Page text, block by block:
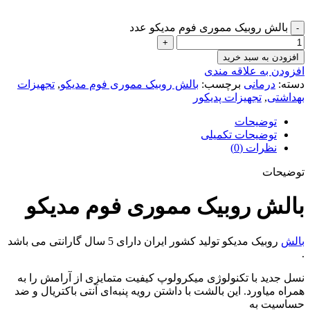
بالش روبیک مموری فوم مدیکو عدد
افزودن به سبد خرید
افزودن به علاقه مندی
دسته: درمانی برچسب: بالش روبیک مموری فوم مدیکو, تجهیزات
بهداشتی, تجهیزات پدیکور
توضیحات
توضیحات تکمیلی
نظرات (0)
توضیحات
بالش روبیک مموری فوم مدیکو
بالش
روبیک مدیکو تولید کشور ایران دارای 5 سال گارانتی می باشد
.
نسل جدید با تکنولوژی میکرولوپ کیفیت متمایزی از آرامش را به
همراه میاورد. این بالشت با داشتن رویه پنبه‌ای آنتی باکتریال و ضد
حساسیت به